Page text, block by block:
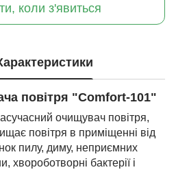
коли з'явиться
повітря "Comfort-101"
очищувач повітря,
повітря в приміщенні від
пилу, диму, неприємних
хвороботворні бактерії і